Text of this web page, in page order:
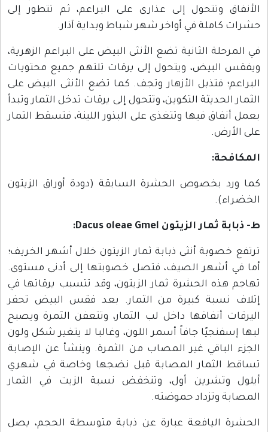
الأنفاق وتتحول إلى عذارى على البراعم، ثم تتطور إلى
حشرات كاملة في أواخر شهر شباط وبداية آذار.
في المرحلة الثانية تضع الأنثى البيض على البراعم الزهرية،
ويفقس البيض، ويتحول إلى يرقات تلتهم جميع محتويات
البراعم؛ فتذبل الأزهار وتجف. كما تضع الأنثى البيض على
الثمار الحديثة التكوين، وتتحول إلى يرقات تدخل الثمار وتبدأ
بعمل أنفاق فيها وتتغذى على البذور اللينة، فتسقط الثمار
على الأرض.
المكافحة:
كما ورد بخصوص الحشرة السابقة (دودة أوراق الزيتون
الخضراء).
ط- ذبابة ثمار الزيتون Dacus oleae Gmel:
ترتفع خصوبة أنثى ذبابة ثمار الزيتون خلال أشهر الخريف؛
أما في أشهر الصيف، فتصل خصوبتها إلى أدنى مستوى.
تهاجم هذه الحشرة ثمار الزيتون، وقد تتسبب يرقاتها في
إتلاف نسبة كبيرة من الثمار. بعد فقس البيض تحفر
اليرقات أنفاقها داخل لب الثمار، وتتعفن الثمرة ويصبح
لبها إسفنجيًا جافاً أسمر اللون، وغالبا لا يتغير شكل ولون
الجزء الباقي غير المصاب من الثمرة. وينشأ عن الإصابة
تساقط الثمار المصابة قبل نضجها وخاصة في شهري
أيلول وتشرين أول، وتنخفض نسبة الزيت في الثمار
المصابة وتزداد حموضته.
الحشرة اليافعة عبارة عن ذبابة متوسطة الحجم، يصل